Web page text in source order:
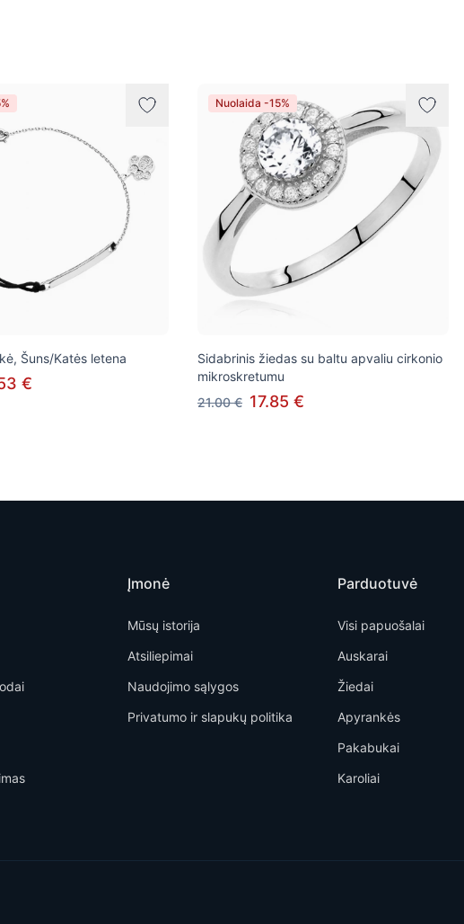
Šuns/Katės letena
€
Nuolaida -15%
Sidabrinis žiedas su baltu apvaliu cirkonio
mikroskretumu
21.00 € 17.85 €
Įmonė
Mūsų istorija
Atsiliepimai
Naudojimo sąlygos
Privatumo ir slapukų politika
Parduotuvė
Visi papuošalai
Auskarai
Žiedai
Apyrankės
Pakabukai
Karoliai